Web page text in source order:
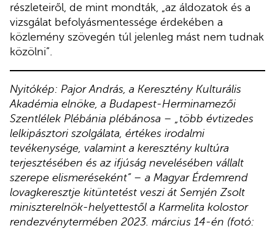
részleteiről, de mint mondták, „az áldozatok és a
vizsgálat befolyásmentessége érdekében a
közlemény szövegén túl jelenleg mást nem tudnak
közölni”.
Nyitókép: Pajor András, a Keresztény Kulturális
Akadémia elnöke, a Budapest-Herminamezői
Szentlélek Plébánia plébánosa – „több évtizedes
lelkipásztori szolgálata, értékes irodalmi
tevékenysége, valamint a keresztény kultúra
terjesztésében és az ifjúság nevelésében vállalt
szerepe elismeréseként” – a Magyar Érdemrend
lovagkeresztje kitüntetést veszi át Semjén Zsolt
miniszterelnök-helyettestől a Karmelita kolostor
rendezvénytermében 2023. március 14-én (fotó: